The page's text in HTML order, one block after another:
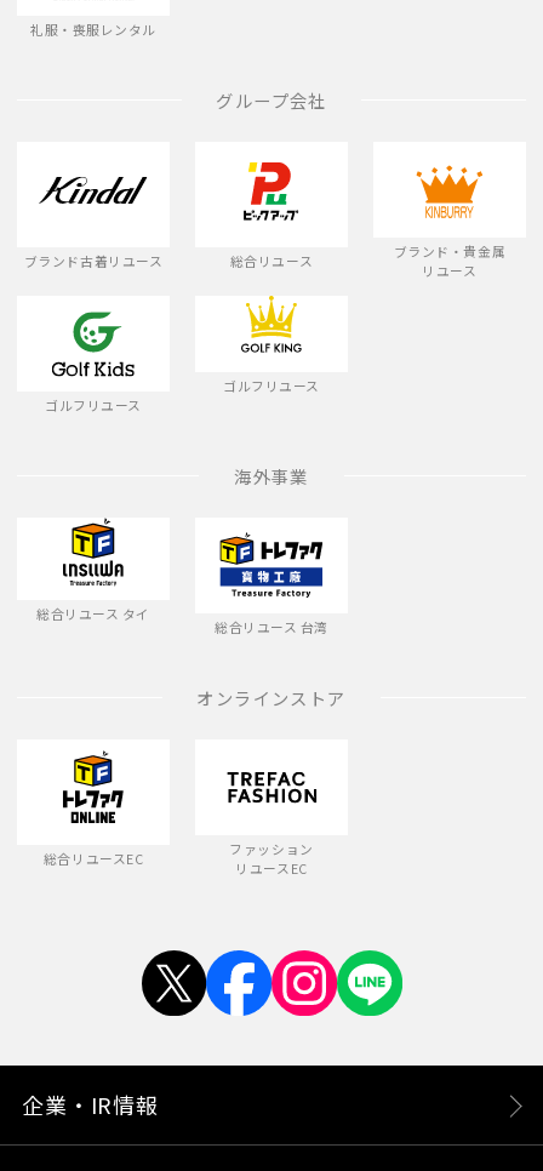
礼服・喪服レンタル
グループ会社
ブランド古着リユース 総合リユース
ブランド・貴金属
リユース
ゴルフリユース
ゴルフリユース
海外事業
総合リユース タイ
総合リユース 台湾
オンラインストア
総合リユースEC
ファッション
リユースEC
企業・IR情報